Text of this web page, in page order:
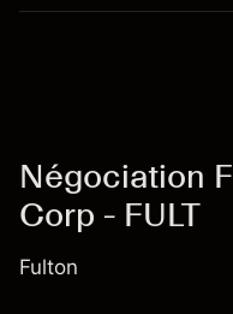
Négociation
Corp - FULT
Fulton